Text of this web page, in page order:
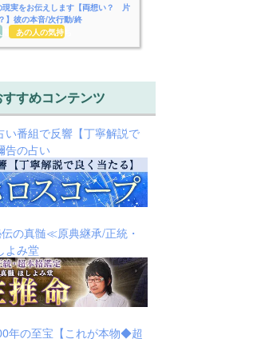
現実をお伝えします【両想い？ 片
】彼の本音/次行動/終
あの人の気持ち
すめコンテンツ
い番組で反響【丁寧解説で
告の占い
の真髄≪原典継承/正統・
よみ堂
年の至宝【これが本物◆超